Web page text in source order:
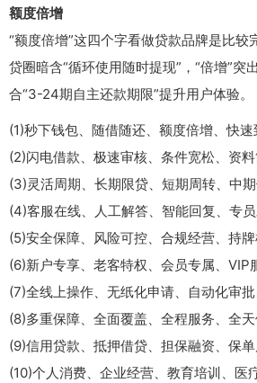
额度倍增
“额度倍增”这四个字看做贷款品牌是比较
贷圈暗含“循环使用随时提现”，“倍增”突
合“3-24期自主还款期限”提升用户体验。
(1)秒下钱包、随借随还、额度倍增、快速
(2)闪电借款、极速审核、条件宽松、资
(3)灵活周期、长期限贷、短期周转、中
(4)客服在线、人工解答、智能回复、专
(5)安全保障、风险可控、合规经营、持
(6)新户专享、老客特权、会员专属、VIP
(7)全线上操作、无纸化申请、自动化审
(8)多重保障、全面覆盖、全程服务、全
(9)信用贷款、抵押借贷、担保融资、保
(10)个人消费、企业经营、教育培训、医